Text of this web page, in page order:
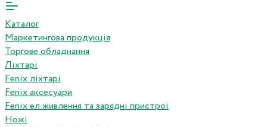
Каталог
Маркетингова продукція
Торгове обладнання
Ліхтарі
Fenix ліхтарі
Fenix аксесуари
Fenix ел живлення та зарядні пристрої
Ножі